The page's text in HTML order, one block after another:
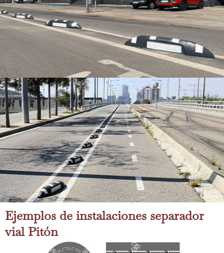
Ejemplos de instalaciones separador
vial Pitón